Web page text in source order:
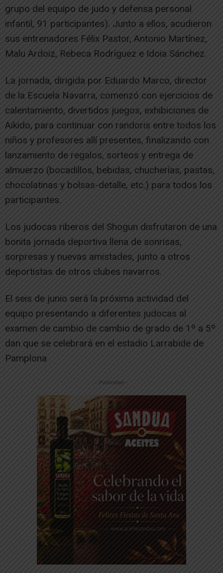
grupo del equipo de judo y defensa personal
infantil, 91 participantes). Junto a ellos, acudieron
sus entrenadores Félix Pastor, Antonio Martínez,
Malu Ardoiz, Rebeca Rodríguez e Idoia Sánchez.
La jornada, dirigida por Eduardo Marco, director
de la Escuela Navarra, comenzó con ejercicios de
calentamiento, divertidos juegos, exhibiciones de
Aikido, para continuar con randoris entre todos los
niños y profesores allí presentes, finalizando con
lanzamiento de regalos, sorteos y entrega de
almuerzo (bocadillos, bebidas, chucherías, pastas,
chocolatinas y bolsas-detalle, etc.) para todos los
participantes.
Los judocas riberos del Shogun disfrutaron de una
bonita jornada deportiva llena de sonrisas,
sorpresas y nuevas amistades, junto a otros
deportistas de otros clubes navarros.
El seis de junio será la próxima actividad del
equipo presentando a diferentes judocas al
examen de cambio de cambio de grado de 1º a 5º
dan que se celebrará en el estadio Larrabide de
Pamplona
-- Publicidad --